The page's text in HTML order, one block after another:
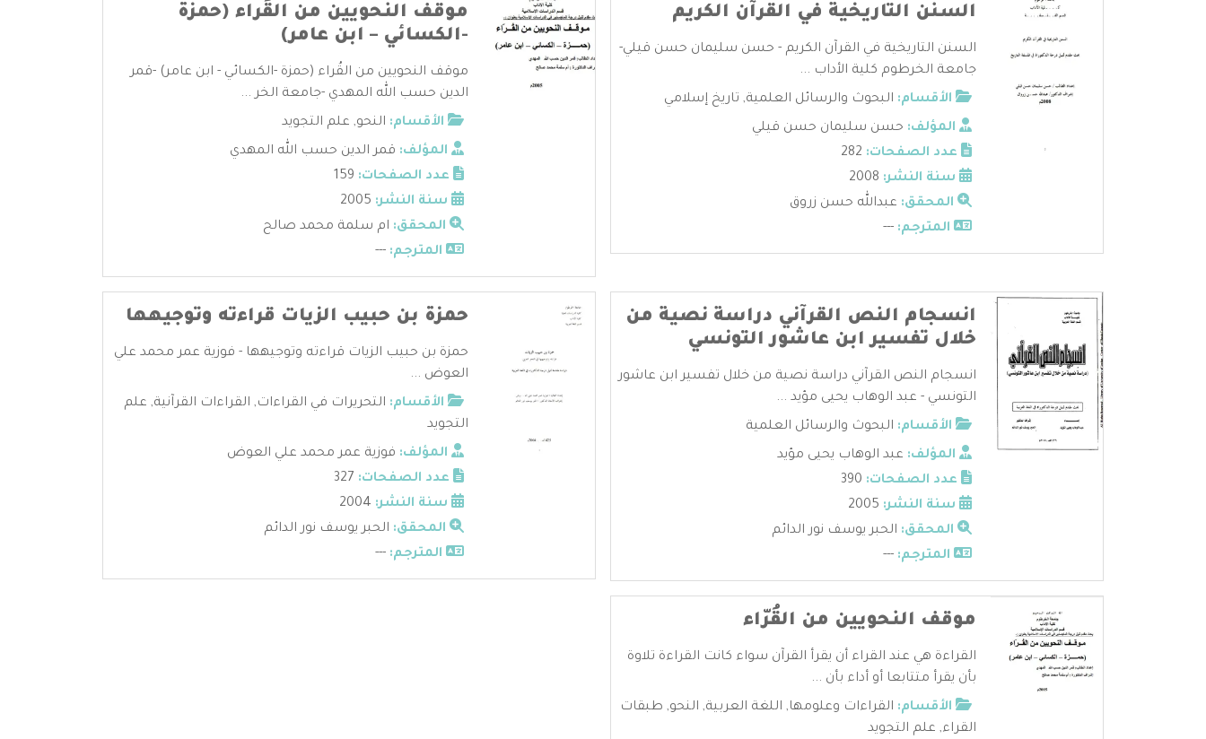
السنن التاريخية في القرآن الكريم
السنن التاريخية في القرآن الكريم - حسن سليمان حسن قيلي-
جامعة الخرطوم كلية الأداب ...
الأقسام: البحوث والرسائل العلمية, تاريخ إسلامي
المؤلف: حسن سليمان حسن قيلي
عدد الصفحات:
سنة النشر:
المحقق: عبدالله حسن زروق
المترجم: ---
موقف النحويين من القُراء (حمزة
-الكسائي – ابن عامر)
موقف النحويين من القُراء (حمزة -الكسائي - ابن عامر) -قمر
الدين حسب الله المهدي -جامعة الخر ...
الأقسام: النحو, علم التجويد
المؤلف: قمر الدين حسب الله المهدي
عدد الصفحات:
سنة النشر:
المحقق: ام سلمة محمد صالح
المترجم: ---
انسجام النص القرآني دراسة نصية من
خلال تفسير ابن عاشور التونسي
انسجام النص القرآني دراسة نصية من خلال تفسير ابن عاشور
التونسي - عبد الوهاب يحيى مؤيد ...
الأقسام: البحوث والرسائل العلمية
المؤلف: عبد الوهاب يحيى مؤيد
عدد الصفحات:
سنة النشر:
المحقق: الحبر يوسف نور الدائم
المترجم: ---
حمزة بن حبيب الزيات قراءته وتوجيهها
حمزة بن حبيب الزيات قراءته وتوجيهها - فوزية عمر محمد علي
العوض ...
الأقسام: التحريرات في القراءات, القراءات القرآنية, علم
التجويد
المؤلف: فوزية عمر محمد علي العوض
عدد الصفحات:
سنة النشر:
المحقق: الحبر يوسف نور الدائم
المترجم: ---
موقف النحويين من القُرّاء
القراءة هي عند القراء أن يقرأ القرآن سواء كانت القراءة تلاوة
بأن يقرأ متتابعا أو أداء بأن ...
الأقسام: القراءات وعلومها, اللغة العربية, النحو, طبقات
القراء, علم التجويد